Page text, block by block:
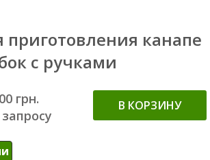
приготовления канапе
с ручками
грн.
В КОРЗИНУ